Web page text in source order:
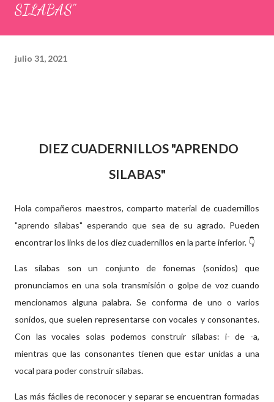
SILABAS"
julio 31, 2021
DIEZ CUADERNILLOS "APRENDO
SILABAS"
Hola compañeros maestros, comparto material de cuadernillos
"aprendo sílabas" esperando que sea de su agrado. Pueden
encontrar los links de los diez cuadernillos en la parte inferior. 👇
Las sílabas son un conjunto de fonemas (sonidos) que
pronunciamos en una sola transmisión o golpe de voz cuando
mencionamos alguna palabra. Se conforma de uno o varios
sonidos, que suelen representarse con vocales y consonantes.
Con las vocales solas podemos construir sílabas: i- de -a,
mientras que las consonantes tienen que estar unidas a una
vocal para poder construir sílabas.
Las más fáciles de reconocer y separar se encuentran formadas